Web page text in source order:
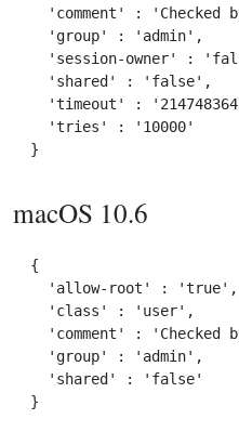
'comment' : 'Checked
  'group' : 'admin',
'session-owner' :
  'shared' : 'false',
'timeout' :
  'tries' : '10000'
macOS 10.6
{
  'allow-root' : 'true',
  'class' : 'user',
'comment' : 'Checked
  'group' : 'admin',
  'shared' : 'false'